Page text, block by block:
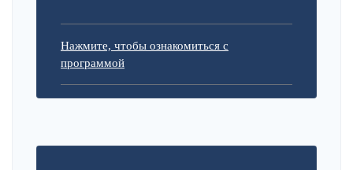
Нажмите, чтобы ознакомиться с
программой